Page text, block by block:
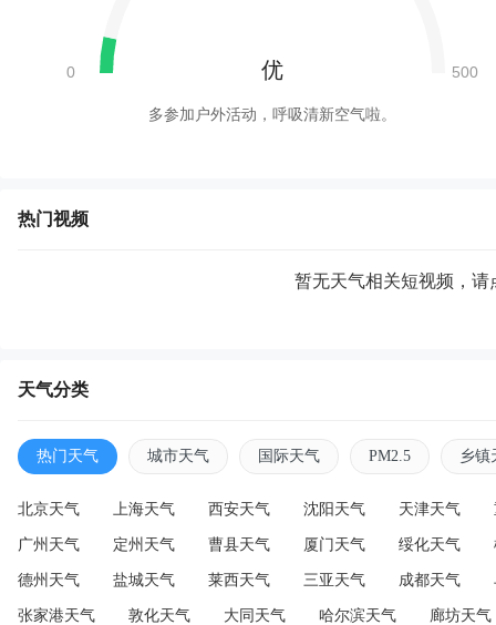
优
多参加户外活动，呼吸清新空气啦。
热门视频
暂无天气相关短视频，请
天气分类
热门天气 城市天气 国际天气 PM2.5 乡镇
北京天气 上海天气 西安天气 沈阳天气 天津天气
广州天气 定州天气 曹县天气 厦门天气 绥化天气
德州天气 盐城天气 莱西天气 三亚天气 成都天气
张家港天气 敦化天气 大同天气 哈尔滨天气 廊坊天气